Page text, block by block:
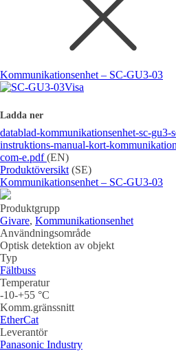
Kommunikationsenhet – SC-GU3-03
Visa
Ladda ner
datablad-kommunikationsenhet-sc-gu3-
instruktions-manual-kort-
com-e.pdf(EN)
Produktöversikt (SE)
Kommunikationsenhet – SC-GU3-03
Produktgrupp
Givare, Kommunikationsenhet
Användningsområde
Optisk detektion av objekt
Typ
Fältbuss
Temperatur
-10-+55 °C
Komm.gränssnitt
EtherCat
Leverantör
Panasonic Industry